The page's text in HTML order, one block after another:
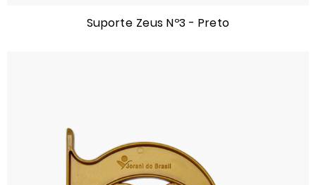
Suporte Zeus Nº3 - Preto